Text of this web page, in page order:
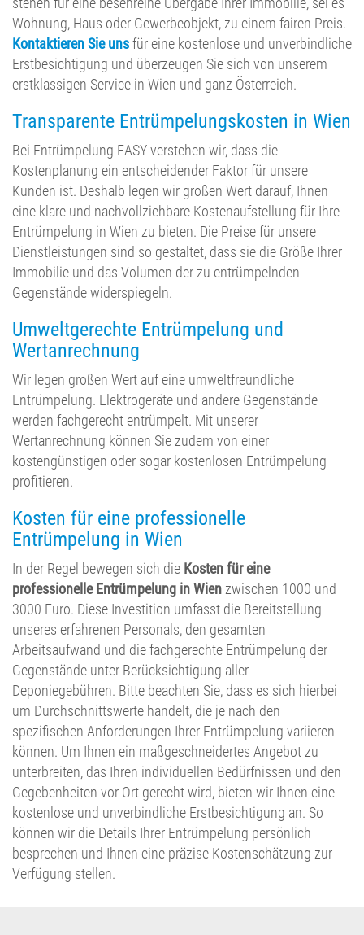
Wohnung, Haus oder Gewerbeobjekt, zu einem fairen Preis.
Kontaktieren Sie unsfür eine kostenlose und unverbindliche
Erstbesichtigung und überzeugen Sie sich von unserem
erstklassigen Service in Wien und ganz Österreich.
Transparente Entrümpelungskosten in Wien
Bei Entrümpelung EASY verstehen wir, dass die
Kostenplanung ein entscheidender Faktor für unsere
Kunden ist. Deshalb legen wir großen Wert darauf, Ihnen
eine klare und nachvollziehbare Kostenaufstellung für Ihre
Entrümpelung in Wien zu bieten. Die Preise für unsere
Dienstleistungen sind so gestaltet, dass sie die Größe Ihrer
Immobilie und das Volumen der zu entrümpelnden
Gegenstände widerspiegeln.
Umweltgerechte Entrümpelung und
Wertanrechnung
Wir legen großen Wert auf eine umweltfreundliche
Entrümpelung. Elektrogeräte und andere Gegenstände
werden fachgerecht entrümpelt. Mit unserer
Wertanrechnung können Sie zudem von einer
kostengünstigen oder sogar kostenlosen Entrümpelung
profitieren.
Kosten für eine professionelle
Entrümpelung in Wien
In der Regel bewegen sich die Kosten für eine
professionelle Entrümpelung in Wien zwischen 1000 und
3000 Euro. Diese Investition umfasst die Bereitstellung
unseres erfahrenen Personals, den gesamten
Arbeitsaufwand und die fachgerechte Entrümpelung der
Gegenstände unter Berücksichtigung aller
Deponiegebühren. Bitte beachten Sie, dass es sich hierbei
um Durchschnittswerte handelt, die je nach den
spezifischen Anforderungen Ihrer Entrümpelung variieren
können. Um Ihnen ein maßgeschneidertes Angebot zu
unterbreiten, das Ihren individuellen Bedürfnissen und den
Gegebenheiten vor Ort gerecht wird, bieten wir Ihnen eine
kostenlose und unverbindliche Erstbesichtigung an. So
können wir die Details Ihrer Entrümpelung persönlich
besprechen und Ihnen eine präzise Kostenschätzung zur
Verfügung stellen.